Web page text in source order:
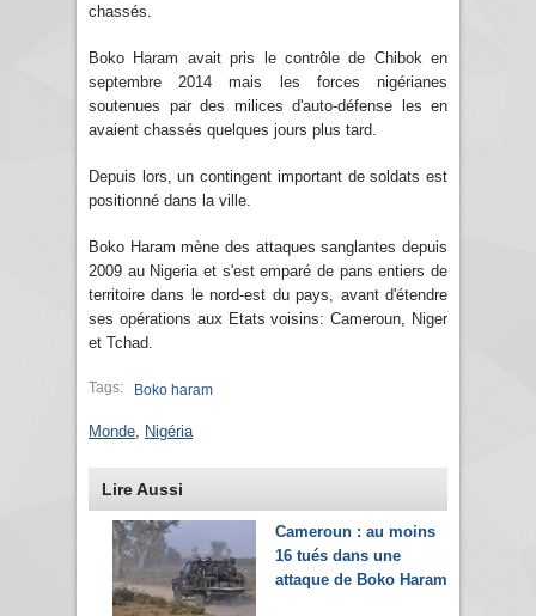
chassés.
Boko Haram avait pris le contrôle de Chibok en
septembre 2014 mais les forces nigérianes
soutenues par des milices d'auto-défense les en
avaient chassés quelques jours plus tard.
Depuis lors, un contingent important de soldats est
positionné dans la ville.
Boko Haram mène des attaques sanglantes depuis
2009 au Nigeria et s'est emparé de pans entiers de
territoire dans le nord-est du pays, avant d'étendre
ses opérations aux Etats voisins: Cameroun, Niger
et Tchad.
Tags: Boko haram
Monde Nigéria
Lire Aussi
Cameroun : au moins
16 tués dans une
attaque de Boko Haram